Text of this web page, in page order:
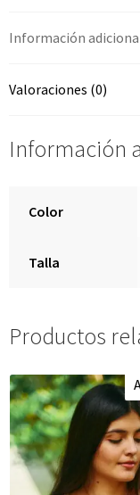
Información
Valoraciones (0)
Información
Color
Talla
Productos